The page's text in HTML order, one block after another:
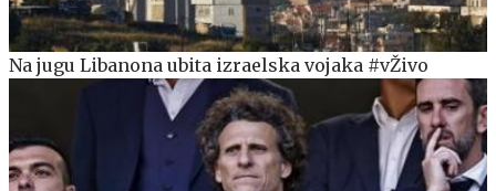
Na jugu Libanona ubita izraelska vojaka #vŽivo